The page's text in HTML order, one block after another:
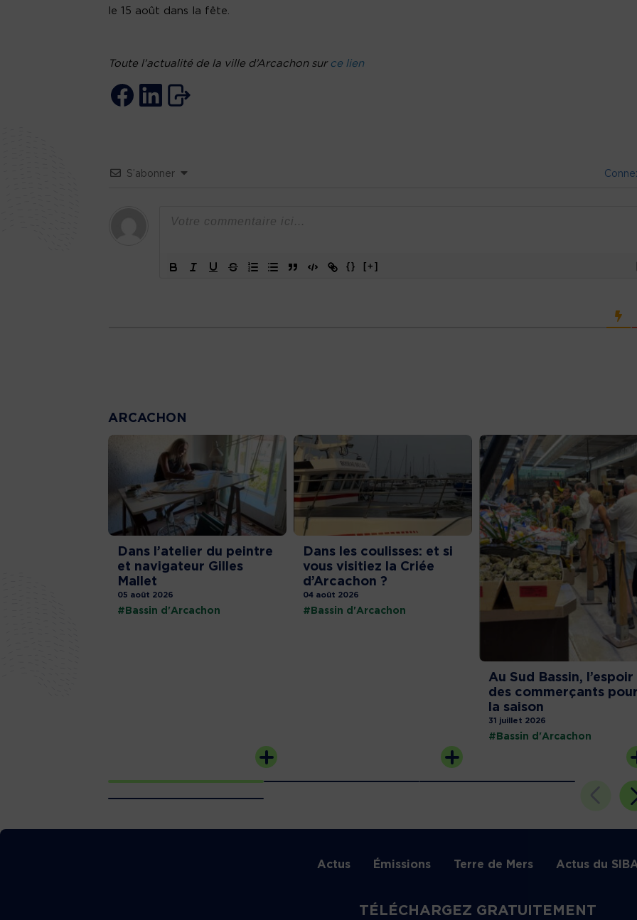
le 15 août dans la fête.
Toute l’actualité de la ville d’Arcachon sur ce lien
S’abonner
{} [+]
ARCACHON
Dans l’atelier du peintre
et navigateur Gilles
Mallet
05 août 2026
#Bassin d'Arcachon
Dans les coulisses: et si
vous visitiez la Criée
d’Arcachon ?
04 août 2026
#Bassin d'Arcachon
Au Sud Bassin, l’espoir
des commerçants pour
la saison
31 juillet 2026
#Bassin d'Arcachon
Actus Émissions Terre de Mers Actus du
TÉLÉCHARGEZ GRATUITEMENT